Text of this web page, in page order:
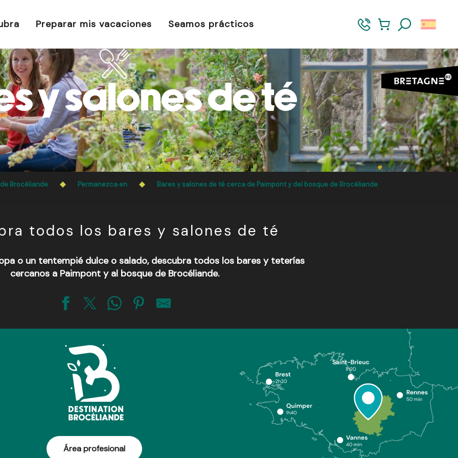
Preparar mis vacaciones Seamos prácticos
y salones de té
Brocéliande Permanezca en Bares y salones de té cerca de Paimpont y del bosque de Brocéliande
todos los bares y salones de té
o un tentempié dulce o salado, descubra todos los bares y teterías
cercanos a Paimpont y al bosque de Brocéliande.
Área profesional